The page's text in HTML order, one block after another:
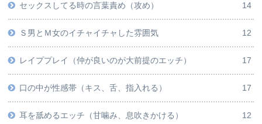
セックスしてる時の言葉責め（攻め） 14
Ｓ男とＭ女のイチャイチャした雰囲気 12
レイププレイ（仲が良いのが大前提のエッチ） 17
口の中が性感帯（キス、舌、指入れる） 17
耳を舐めるエッチ（甘噛み、息吹きかける） 12